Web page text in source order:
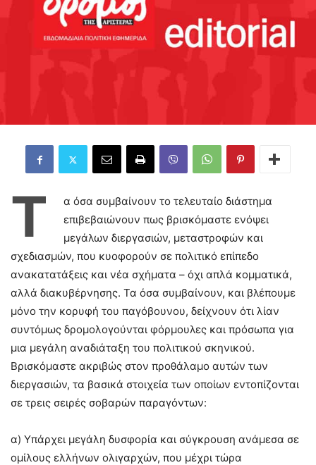
Τ
α όσα συμβαίνουν το τελευταίο διάστημα
επιβεβαιώνουν πως βρισκόμαστε ενόψει
μεγάλων διεργασιών, μεταστροφών και
σχεδιασμών, που κυοφορούν σε πολιτικό επίπεδο
ανακατατάξεις και νέα σχήματα – όχι απλά κομματικά,
αλλά διακυβέρνησης. Τα όσα συμβαίνουν, και βλέπουμε
μόνο την κορυφή του παγόβουνου, δείχνουν ότι λίαν
συντόμως δρομολογούνται φόρμουλες και πρόσωπα για
μια μεγάλη αναδιάταξη του πολιτικού σκηνικού.
Βρισκόμαστε ακριβώς στον προθάλαμο αυτών των
διεργασιών, τα βασικά στοιχεία των οποίων εντοπίζονται
σε τρεις σειρές σοβαρών παραγόντων:
α) Υπάρχει μεγάλη δυσφορία και σύγκρουση ανάμεσα σε
ομίλους ελλήνων ολιγαρχών, που μέχρι τώρα